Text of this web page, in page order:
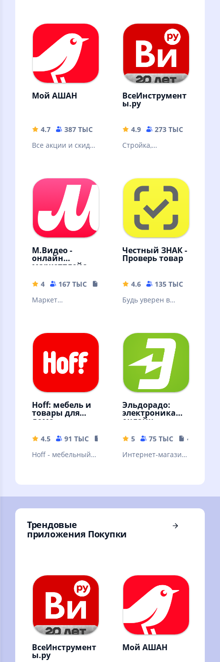
Мой АШАН
4.7 387 ТЫС
134.03 MB
Все акции и скидки
лояльности,
доставка
продуктов
ВсеИнструмент
ы.ру
4.9 273 ТЫС
Стройка,
М.Видео -
онлайн
маркетплейс
4 167 ТЫС
89.01 MB
Маркет
Выгодные покупки
онлайн с
доставкой на дом
Честный ЗНАК -
Проверь товар
4.6 135 ТЫС
Будь уверен в
приложением
Честный ЗНАК
Hoff: мебель и
товары для
дома
4.5 91 ТЫС
167.42 MB
Hoff - мебельный
товары для дома.
Эльдорадо:
электроника
онлайн
5 75 ТЫС
44.14 MB
Интернет-магазин:
выгодные покупки
с доставкой!
Трендовые
приложения Покупки
ВсеИнструмент
ы.ру
Мой АШАН